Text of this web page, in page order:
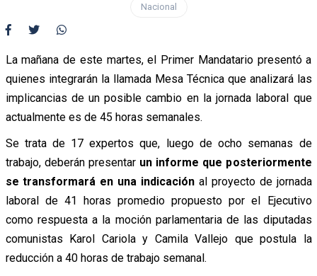
Nacional
La mañana de este martes, el Primer Mandatario presentó a
quienes integrarán la llamada Mesa Técnica que analizará las
implicancias de un posible cambio en la jornada laboral que
actualmente es de 45 horas semanales.
Se trata de 17 expertos que, luego de ocho semanas de
trabajo, deberán presentar un informe que posteriormente
se transformará en una indicación al proyecto de jornada
laboral de 41 horas promedio propuesto por el Ejecutivo
como respuesta a la moción parlamentaria de las diputadas
comunistas Karol Cariola y Camila Vallejo que postula la
reducción a 40 horas de trabajo semanal.